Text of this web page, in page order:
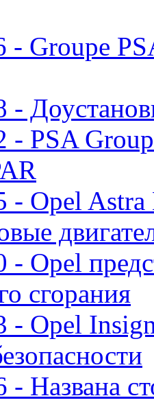
- Groupe
-
- PSA
- Opel Astra
- Opel
сгорания
- Opel
- Названа